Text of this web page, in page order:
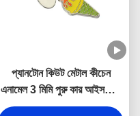
প্যানটোন কিউট মেটাল কীচেন
এনামেল 3 মিমি পুরু কার আইসক্রিম
কীচেন জিঙ্ক অ্যালয়